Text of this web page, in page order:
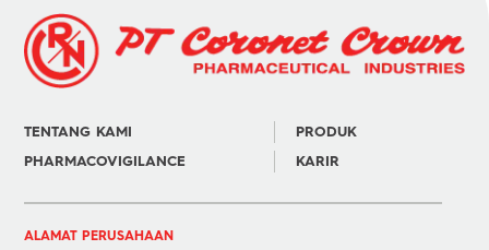
TENTANG KAMI
PRODUK
PHARMACOVIGILANCE
KARIR
ALAMAT PERUSAHAAN